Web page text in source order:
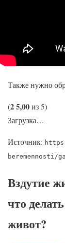
Также нужно
(25,00из 5)
Загрузка…
Источник:
beremennosti/
Вздутие
что
живот?